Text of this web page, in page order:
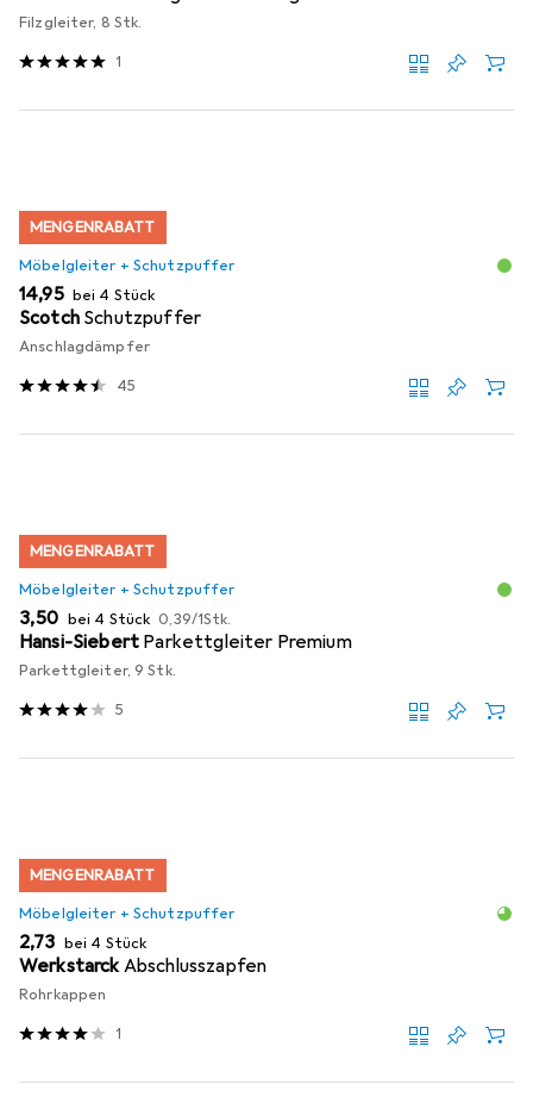
Filzgleiter, 8 Stk.
1
MENGENRABATT
Möbelgleiter + Schutzpuffer
EUR
14,95 bei 4 Stück
Scotch Schutzpuffer
Anschlagdämpfer
45
MENGENRABATT
Möbelgleiter + Schutzpuffer
EUR
3,50 bei 4 Stück EUR
0,39/1Stk.
Hansi-Siebert Parkettgleiter Premium
Parkettgleiter, 9 Stk.
5
MENGENRABATT
Möbelgleiter + Schutzpuffer
EUR
2,73 bei 4 Stück
WerkstarckAbschlusszapfen
Rohrkappen
1